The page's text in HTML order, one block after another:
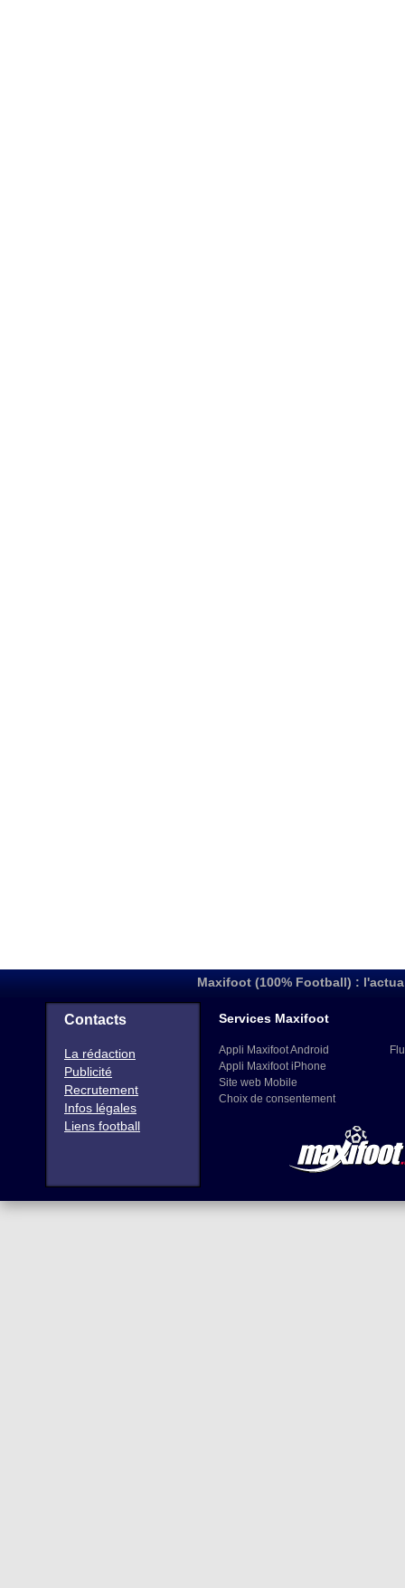
Maxifoot (100% Football) :
Contacts
La rédaction
Publicité
Recrutement
Infos légales
Liens football
Services Maxifoot
Appli Maxifoot Android
Appli Maxifoot iPhone
Site web Mobile
Choix de consentement